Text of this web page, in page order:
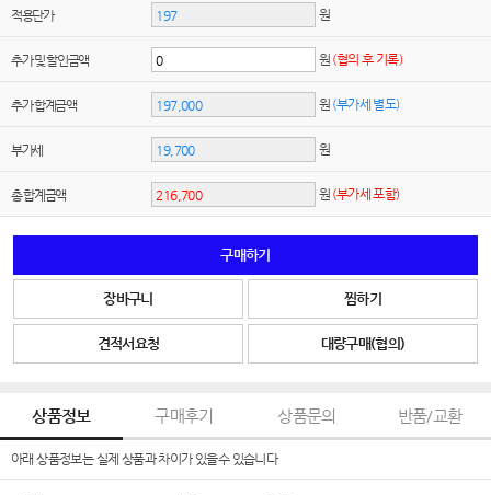
적용단가 원
추가 및 할인금액 원 (협의 후 기록)
추가 합계금액 원 (부가세 별도)
부가세 원
총 합계금액 원 (부가세 포함)
구매하기
장바구니 찜하기
견적서요청 대량구매(협의)
상품정보 구매후기 상품문의 반품/교환
아래 상품정보는 실제 상품과 차이가 있을수 있습니다